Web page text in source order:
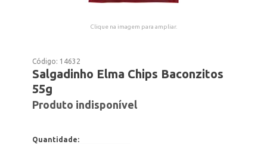
Clique na imagem para ampliar.
Código: 14632
Salgadinho Elma Chips Baconzitos
55g
Produto indisponível
Quantidade: